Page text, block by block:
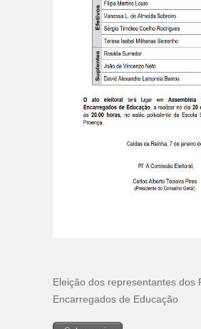
Eleição dos representantes dos
Encarregados de Educação